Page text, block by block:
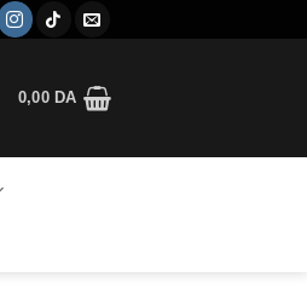
0,00 DA